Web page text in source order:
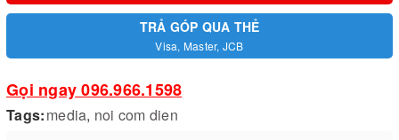
TRẢ GÓP QUA THẺ
Visa, Master, JCB
Gọi ngay 096.966.1598
Tags:media, noi com dien